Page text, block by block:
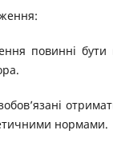
повинні
нормами.